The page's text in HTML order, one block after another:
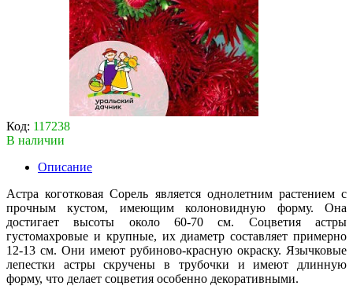
Код: 117238
В наличии
Описание
Астра коготковая Сорель является однолетним растением с
прочным кустом, имеющим колоновидную форму. Она
достигает высоты около 60-70 см. Соцветия астры
густомахровые и крупные, их диаметр составляет примерно
12-13 см. Они имеют рубиново-красную окраску. Язычковые
лепестки астры скручены в трубочки и имеют длинную
форму, что делает соцветия особенно декоративными.